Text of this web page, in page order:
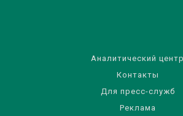
Аналитический центр
Контакты
Для пресс-служб
Реклама